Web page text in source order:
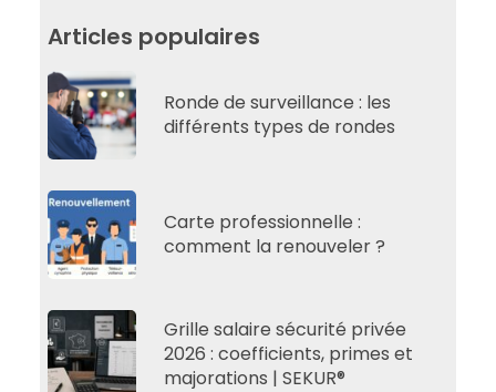
Articles populaires
Ronde de surveillance : les
différents types de rondes
Carte professionnelle :
comment la renouveler ?
Grille salaire sécurité privée
2026 : coefficients, primes et
majorations | SEKUR®